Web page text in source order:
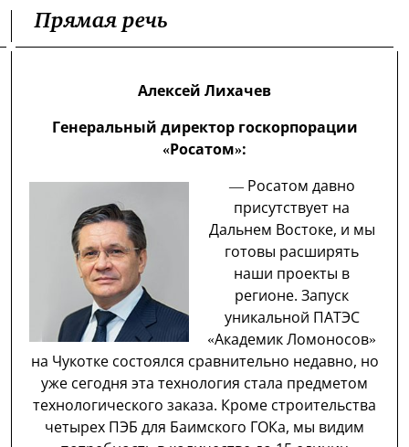
Алексей Лихачев
Генеральный директор госкорпорации
«Росатом»:
— Росатом давно
присутствует на
Дальнем Востоке, и мы
готовы расширять
наши проекты в
регионе. Запуск
уникальной ПАТЭС
«Академик Ломоносов»
на Чукотке состоялся сравнительно недавно, но
уже сегодня эта технология стала предметом
технологического заказа. Кроме строительства
четырех ПЭБ для Баимского ГОКа, мы видим
Прямая речь